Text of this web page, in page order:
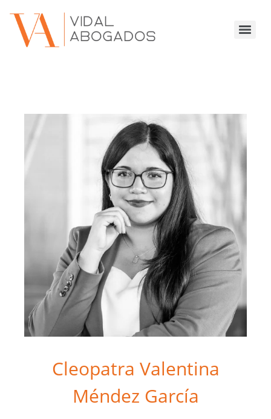
Cleopatra Valentina
Méndez García